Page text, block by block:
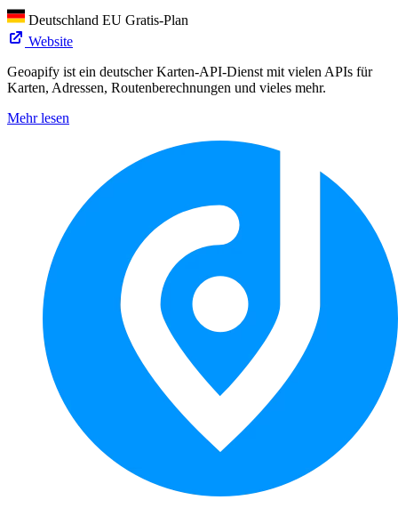
Deutschland EU Gratis-Plan
Website
Geoapify ist ein deutscher Karten-API-Dienst mit vielen APIs für
Karten, Adressen, Routenberechnungen und vieles mehr.
Mehr lesen